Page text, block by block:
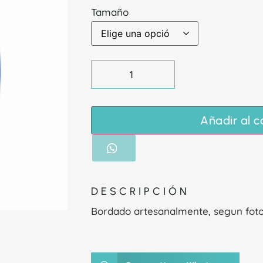
Tamaño
Añadir al
DESCRIPCIÓN
Bordado artesanalmente, segun